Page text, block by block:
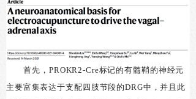
首先，PROKR2-Cre标记的有髓鞘的神经元
主要富集表达于支配四肢节段的DRG中，并且此